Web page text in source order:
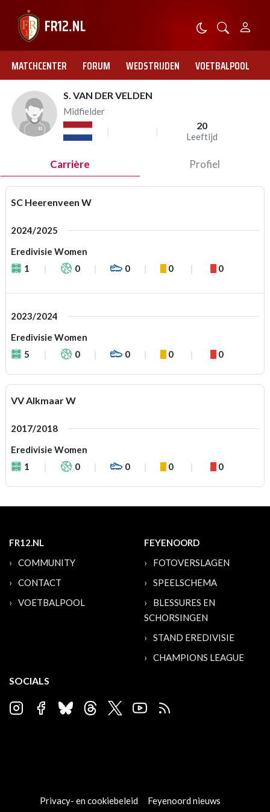
MATCHCENTER FORUM WEDSTRIJDEN VOETBALPOOL
S. VAN DER VELDEN
Midfielder
20
Leeftijd
Carrière Profiel
SC Heerenveen W
2024/2025
Eredivisie Women
1
0 0 0 0
2023/2024
Eredivisie Women
5
0 0 0 0
VV Alkmaar W
2017/2018
Eredivisie Women
1
0 0 0 0
FR12.NL
COMMUNITY
CONTACT
VOETBALPOOL
FEYENOORD
FOTOVERSLAGEN
SPEELSCHEMA
BLESSURES EN
SCHORSINGEN
STAND EREDIVISIE
CHAMPIONS LEAGUE
SOCIALS
Privacy- en cookiebeleid Feyenoord nieuws